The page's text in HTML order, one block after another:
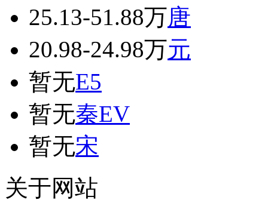
25.13-51.88万唐
20.98-24.98万元
暂无E5
暂无秦EV
暂无宋
关于网站